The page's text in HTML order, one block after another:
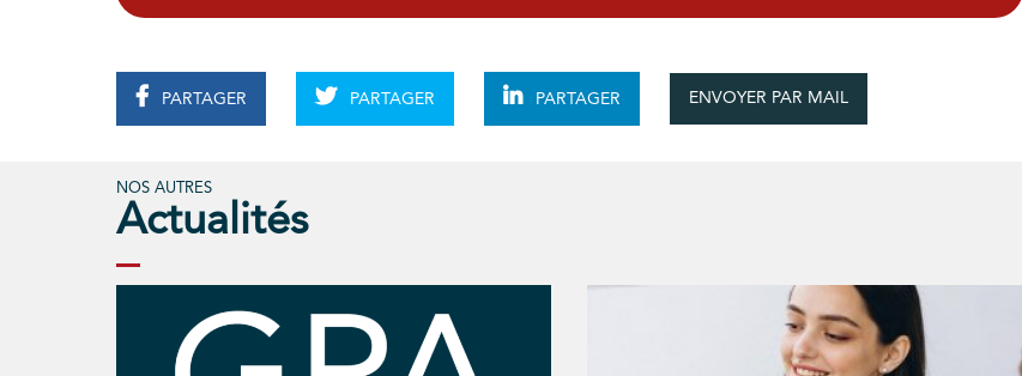
PARTAGER PARTAGER PARTAGER ENVOYER PAR MAIL
NOS AUTRES
Actualités